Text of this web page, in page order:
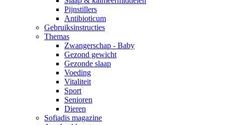
Pijnstillers
Antibioticum
Gebruiksinstructies
Themas
Zwangerschap - Baby
Gezond gewicht
Gezonde slaap
Voeding
Vitaliteit
Sport
Senioren
Dieren
Sofiadis magazine